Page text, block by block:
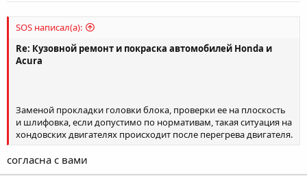
SOS написал(а):
Re: Кузовной ремонт и покраска автомобилей Honda и
Acura
Заменой прокладки головки блока, проверки ее на плоскость
и шлифовка, если допустимо по нормативам, такая ситуация на
хондовских двигателях происходит после перегрева двигателя.
согласна с вами